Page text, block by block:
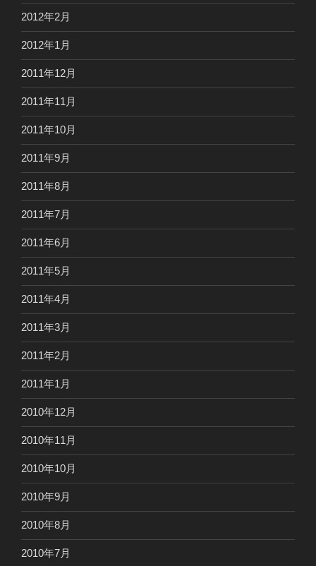
2012年2月
2012年1月
2011年12月
2011年11月
2011年10月
2011年9月
2011年8月
2011年7月
2011年6月
2011年5月
2011年4月
2011年3月
2011年2月
2011年1月
2010年12月
2010年11月
2010年10月
2010年9月
2010年8月
2010年7月